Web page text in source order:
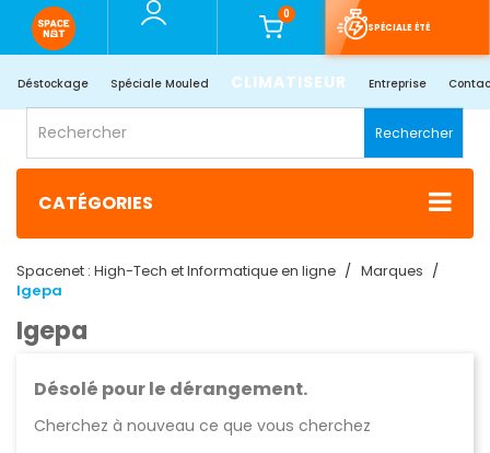
0
SPÉCIALE ÉTÉ
Déstockage Spéciale Mouled CLIMATISEUR Entreprise
Rechercher
CATÉGORIES
Spacenet : High-Tech et Informatique en ligne
Marques
Igepa
Igepa
Désolé pour le dérangement.
Cherchez à nouveau ce que vous cherchez